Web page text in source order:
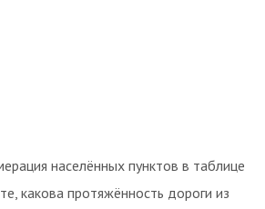
населённых пунктов в таблице
какова протяжённость дороги из